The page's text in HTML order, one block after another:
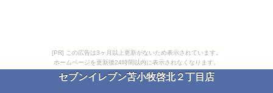
[PR] この広告は3ヶ月以上更新がないため表示されています。
ホームページを更新後24時間以内に表示されなくなります。
セブンイレブン苫小牧啓北２丁目店